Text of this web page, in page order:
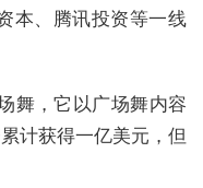
本、腾讯投资等一线
舞，它以广场舞内容
计获得一亿美元，但